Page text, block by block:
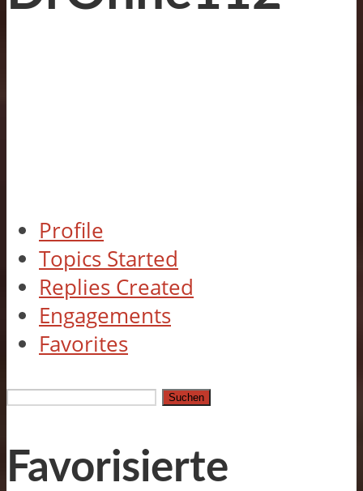
Profile
Topics Started
Replies Created
Engagements
Favorites
Themen
Favorisierte